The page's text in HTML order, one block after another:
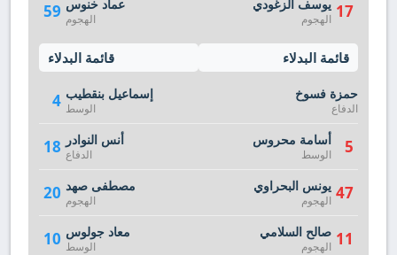
59 عماد خنوس
الهجوم
قائمة البدلاء
4 إسماعيل بنقطيب
الوسط
18 أنس النوادر
الدفاع
20 مصطفى صهد
الهجوم
10 معاد جولوس
الوسط
17 يوسف الزغودي
الهجوم
قائمة البدلاء
حمزة فسوخ
الدفاع
5 أسامة محروس
الوسط
47 يونس البحراوي
الهجوم
11 صالح السلامي
الهجوم